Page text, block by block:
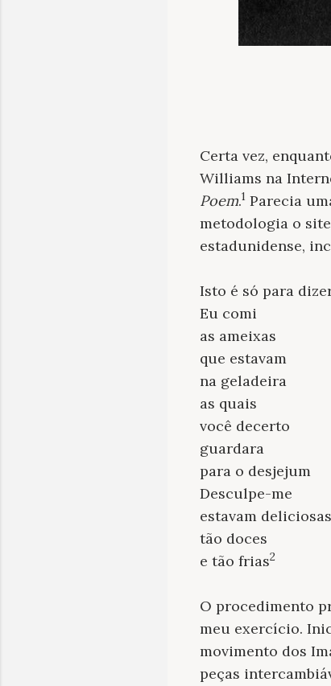
Certa vez,
Williams na
Poem.1 Parecia
metodologia o
estadunidense,
Isto é só para
Eu comi
as ameixas
que estavam
na geladeira
as quais
você decerto
guardara
para o desjejum
Desculpe-me
estavam deliciosas
tão doces
e tão frias2
O procedimento
meu exercício.
movimento dos
peças